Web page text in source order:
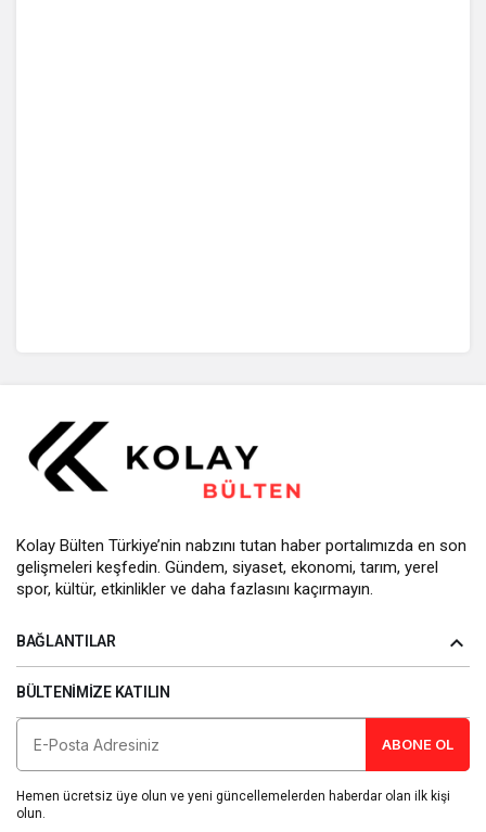
Kolay Bülten Türkiye’nin nabzını tutan haber portalımızda en son
gelişmeleri keşfedin. Gündem, siyaset, ekonomi, tarım, yerel
spor, kültür, etkinlikler ve daha fazlasını kaçırmayın.
BAĞLANTILAR
BÜLTENIMIZE KATILIN
ABONE OL
Hemen ücretsiz üye olun ve yeni güncellemelerden haberdar olan ilk kişi
olun.